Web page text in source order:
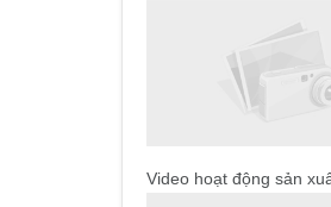
Video hoạt động sản